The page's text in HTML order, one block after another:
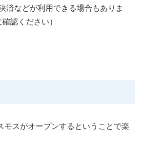
済などが利用できる場合もありま
認ください）
モスがオープンするということで楽